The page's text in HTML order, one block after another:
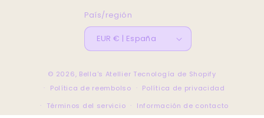
País/región
EUR € | España
© 2026, Bella's Atellier Tecnología de Shopify
Política de reembolso
Política de privacidad
Términos del servicio
Información de contacto